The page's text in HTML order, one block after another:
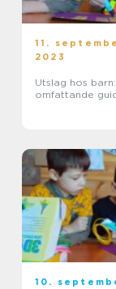
11.
2023
Utslag hos
omfattande
10.